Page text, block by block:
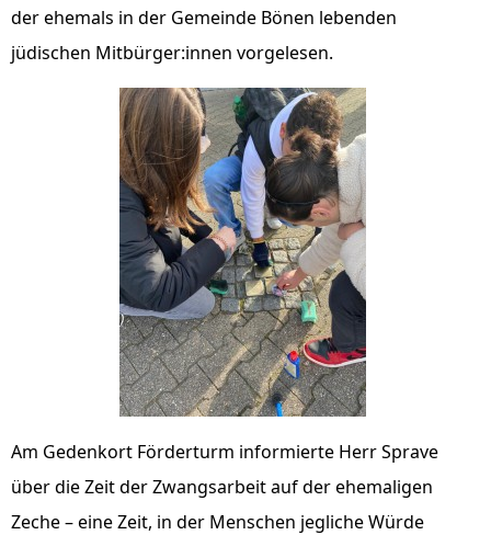
der ehemals in der Gemeinde Bönen lebenden
jüdischen Mitbürger:innen vorgelesen.
Am Gedenkort Förderturm informierte Herr Sprave
über die Zeit der Zwangsarbeit auf der ehemaligen
Zeche – eine Zeit, in der Menschen jegliche Würde